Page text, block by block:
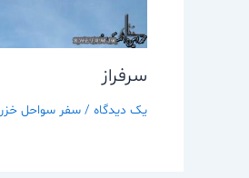
سرفراز
یک دیدگاه / سفر سواحل خزر